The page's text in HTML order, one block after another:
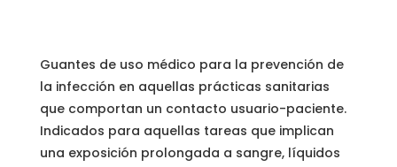
Guantes de uso médico para la prevención de
la infección en aquellas prácticas sanitarias
que comportan un contacto usuario-paciente.
Indicados para aquellas tareas que implican
una exposición prolongada a sangre, líquidos